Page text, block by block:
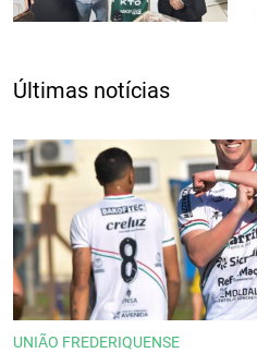
Últimas notícias
UNIÃO FREDERIQUENSE